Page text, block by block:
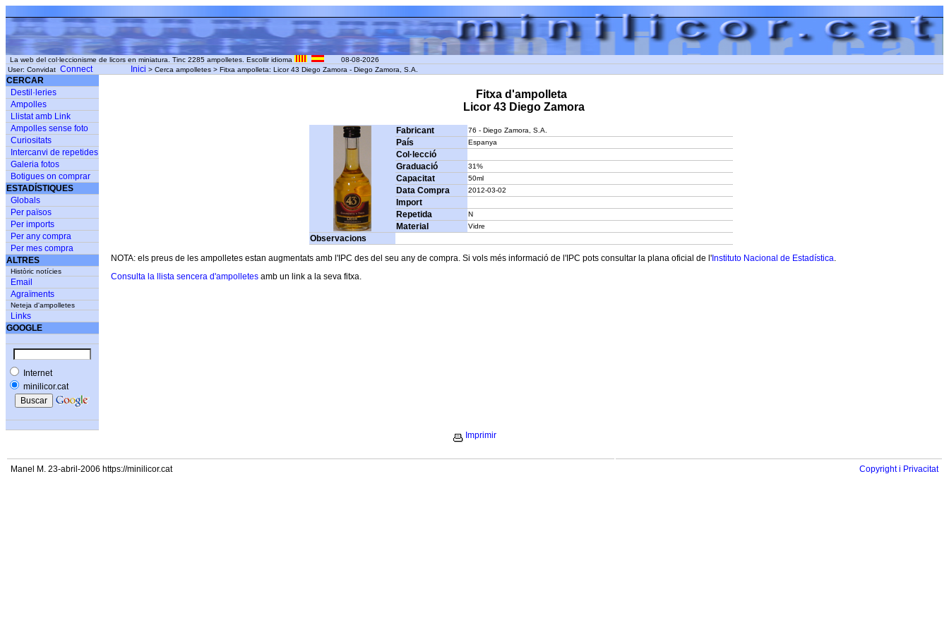
La web del col·leccionisme de licors en miniatura. Tinc 2285 ampolletes. Escollir idioma
08-08-2026
User: Convidat Connect Inici > Cerca ampolletes > Fitxa ampolleta: Licor 43 Diego Zamora - Diego Zamora, S.A.
CERCAR
Destil·leries
Ampolles
Llistat amb Link
Ampolles sense foto
Curiositats
Intercanvi de repetides
Galeria fotos
Botigues on comprar
ESTADÍSTIQUES
Globals
Per països
Per imports
Per any compra
Per mes compra
ALTRES
Històric notícies
Email
Agraïments
Neteja d'ampolletes
Links
GOOGLE
Internet
minilicor.cat
Fitxa d'ampolleta
Licor 43 Diego Zamora
Fabricant 76 - Diego Zamora, S.A.
País Espanya
Col·lecció
Graduació
31%
Capacitat 50ml
Data Compra 2012-03-02
Import
Repetida
N
Material Vidre
Observacions
NOTA: els preus de les ampolletes estan augmentats amb l'IPC des del seu any de compra. Si vols més informació de l'IPC pots consultar la plana oficial de l' Instituto Nacional de Estadística.
Consulta la llista sencera d'ampolletes amb un link a la seva fitxa.
Imprimir
Manel M. 23-abril-2006 https://minilicor.cat Copyright i Privacitat